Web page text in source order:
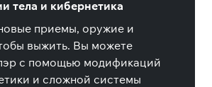
тела и кибернетика
приемы, оружие и
выжить. Вы можете
с помощью модификаций
и сложной системы